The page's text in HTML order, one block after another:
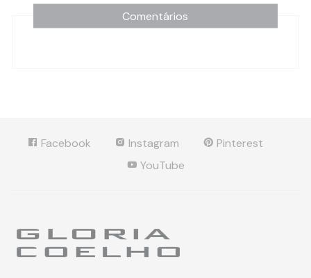
Comentários
Facebook Instagram
Pinterest
YouTube